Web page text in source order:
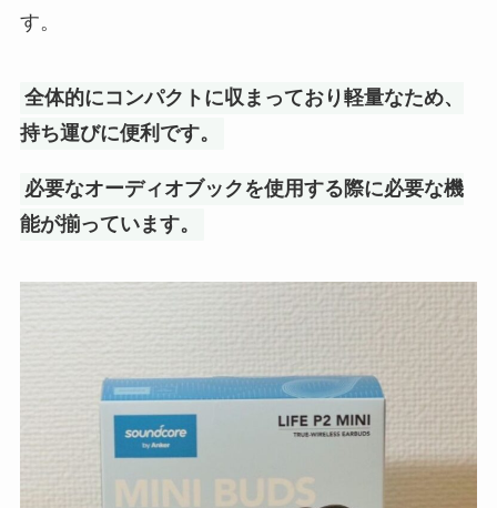
す。
全体的にコンパクトに収まっており軽量なため、
持ち運びに便利です。
必要なオーディオブックを使用する際に必要な機
能が揃っています。